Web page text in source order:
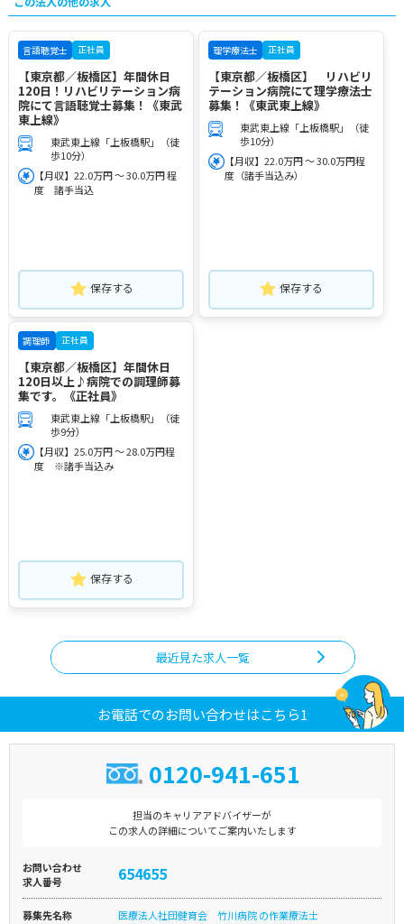
言語聴覚士 正社員
【東京都／板橋区】年間休日
120日！リハビリテーション病
院にて言語聴覚士募集！《東武
東上線》
東武東上線「上板橋駅」（徒
歩10分）
【月収】22.0万円 ～ 30.0万円 程
度 諸手当込
保存する
理学療法士 正社員
【東京都／板橋区】 リハビリ
テーション病院にて理学療法士
募集！《東武東上線》
東武東上線「上板橋駅」（徒
歩10分）
【月収】22.0万円 ～ 30.0万円程
度（諸手当込み）
保存する
調理師 正社員
【東京都／板橋区】年間休日
120日以上♪病院での調理師募
集です。《正社員》
東武東上線「上板橋駅」（徒
歩9分）
【月収】25.0万円 ～ 28.0万円程
度 ※諸手当込み
保存する
最近見た求人一覧
お電話でのお問い合わせはこちら1
0120-941-651
担当のキャリアアドバイザーが
この求人の詳細についてご案内いたします
お問い合わせ
求人番号
654655
募集先名称 医療法人社団健育会 竹川病院 の作業療法士